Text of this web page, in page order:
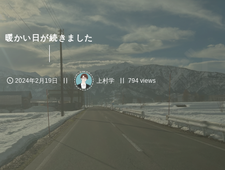
暖かい日が続きました
2024年2月19日 上村学 794 views
ブ